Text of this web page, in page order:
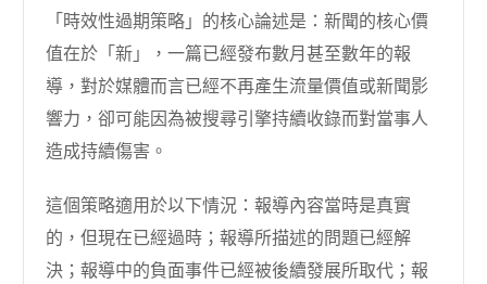
「時效性過期策略」的核心論述是：新聞的核心價
值在於「新」，一篇已經發布數月甚至數年的報
導，對於媒體而言已經不再產生流量價值或新聞影
響力，卻可能因為被搜尋引擎持續收錄而對當事人
造成持續傷害。
這個策略適用於以下情況：報導內容當時是真實
的，但現在已經過時；報導所描述的問題已經解
決；報導中的負面事件已經被後續發展所取代；報